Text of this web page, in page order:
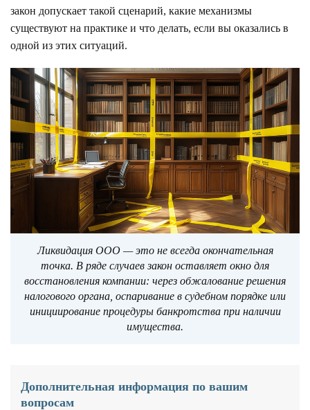
закон допускает такой сценарий, какие механизмы
существуют на практике и что делать, если вы оказались в
одной из этих ситуаций.
Ликвидация ООО — это не всегда окончательная
точка. В ряде случаев закон оставляет окно для
восстановления компании: через обжалование решения
налогового органа, оспаривание в судебном порядке или
инициирование процедуры банкротства при наличии
имущества.
Дополнительная информация по вашим
вопросам